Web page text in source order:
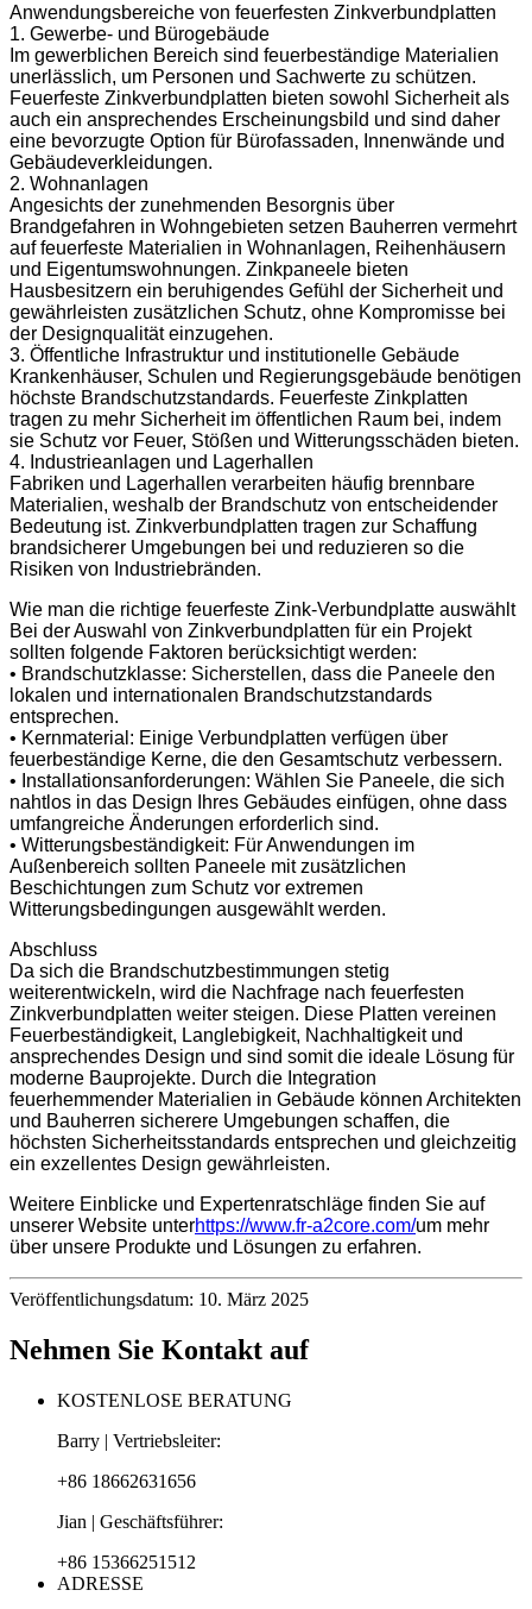
Anwendungsbereiche von feuerfesten Zinkverbundplatten
1. Gewerbe- und Bürogebäude
Im gewerblichen Bereich sind feuerbeständige Materialien
unerlässlich, um Personen und Sachwerte zu schützen.
Feuerfeste Zinkverbundplatten bieten sowohl Sicherheit als
auch ein ansprechendes Erscheinungsbild und sind daher
eine bevorzugte Option für Bürofassaden, Innenwände und
Gebäudeverkleidungen.
2. Wohnanlagen
Angesichts der zunehmenden Besorgnis über
Brandgefahren in Wohngebieten setzen Bauherren vermehrt
auf feuerfeste Materialien in Wohnanlagen, Reihenhäusern
und Eigentumswohnungen. Zinkpaneele bieten
Hausbesitzern ein beruhigendes Gefühl der Sicherheit und
gewährleisten zusätzlichen Schutz, ohne Kompromisse bei
der Designqualität einzugehen.
3. Öffentliche Infrastruktur und institutionelle Gebäude
Krankenhäuser, Schulen und Regierungsgebäude benötigen
höchste Brandschutzstandards. Feuerfeste Zinkplatten
tragen zu mehr Sicherheit im öffentlichen Raum bei, indem
sie Schutz vor Feuer, Stößen und Witterungsschäden bieten.
4. Industrieanlagen und Lagerhallen
Fabriken und Lagerhallen verarbeiten häufig brennbare
Materialien, weshalb der Brandschutz von entscheidender
Bedeutung ist. Zinkverbundplatten tragen zur Schaffung
brandsicherer Umgebungen bei und reduzieren so die
Risiken von Industriebränden.
Wie man die richtige feuerfeste Zink-Verbundplatte auswählt
Bei der Auswahl von Zinkverbundplatten für ein Projekt
sollten folgende Faktoren berücksichtigt werden:
• Brandschutzklasse: Sicherstellen, dass die Paneele den
lokalen und internationalen Brandschutzstandards
entsprechen.
• Kernmaterial: Einige Verbundplatten verfügen über
feuerbeständige Kerne, die den Gesamtschutz verbessern.
• Installationsanforderungen: Wählen Sie Paneele, die sich
nahtlos in das Design Ihres Gebäudes einfügen, ohne dass
umfangreiche Änderungen erforderlich sind.
• Witterungsbeständigkeit: Für Anwendungen im
Außenbereich sollten Paneele mit zusätzlichen
Beschichtungen zum Schutz vor extremen
Witterungsbedingungen ausgewählt werden.
Abschluss
Da sich die Brandschutzbestimmungen stetig
weiterentwickeln, wird die Nachfrage nach feuerfesten
Zinkverbundplatten weiter steigen. Diese Platten vereinen
Feuerbeständigkeit, Langlebigkeit, Nachhaltigkeit und
ansprechendes Design und sind somit die ideale Lösung für
moderne Bauprojekte. Durch die Integration
feuerhemmender Materialien in Gebäude können Architekten
und Bauherren sicherere Umgebungen schaffen, die
höchsten Sicherheitsstandards entsprechen und gleichzeitig
ein exzellentes Design gewährleisten.
Weitere Einblicke und Expertenratschläge finden Sie auf
unserer Website unterhttps://www.fr-a2core.com/um mehr
über unsere Produkte und Lösungen zu erfahren.
Veröffentlichungsdatum: 10. März 2025
Nehmen Sie Kontakt auf
KOSTENLOSE BERATUNG
Barry | Vertriebsleiter:
+86 18662631656
Jian | Geschäftsführer:
+86 15366251512
ADRESSE